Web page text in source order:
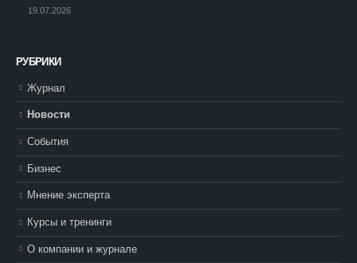
19.07.2026
РУБРИКИ
Журнал
Новости
События
Бизнес
Мнение эксперта
Курсы и тренинги
О компании и журнале